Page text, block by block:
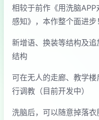
相较于前作《用洗脑
感知》，本作整个面进步！
新增语、换装等结构及
结构
可在无人的走廊、教学
行调教（目前开发中）
洗脑后，可以随意掉落